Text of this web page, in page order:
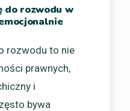
do rozwodu w
rozwodu to nie
prawnych,
i
bywa